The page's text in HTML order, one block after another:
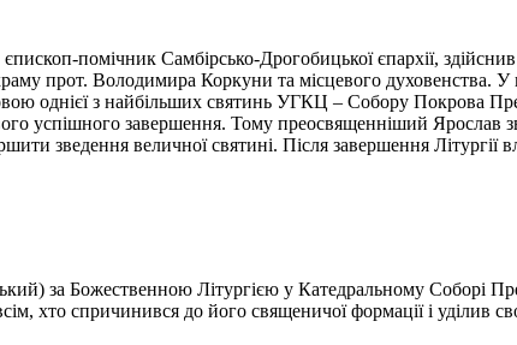
помічник Самбірсько-Дрогобицької єпархії,
прот. Володимира Коркуни та місцевого духовенства.
однієї з найбільших святинь УГКЦ – Собору Покрова
успішного завершення. Тому преосвященніший Ярослав
зведення величної святині. Після завершення Літургії
за Божественною Літургією у Катедральному Соборі
хто спричинився до його священичої формації і уділив